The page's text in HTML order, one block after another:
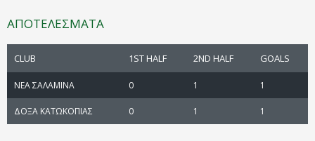
ΑΠΟΤΕΛΕΣΜΑΤΑ
CLUB 1ST HALF 2ND HALF GOALS
ΝΕΑ ΣΑΛΑΜΙΝΑ 0 1 1
ΔΟΞΑ ΚΑΤΩΚΟΠΙΑΣ 0 1 1